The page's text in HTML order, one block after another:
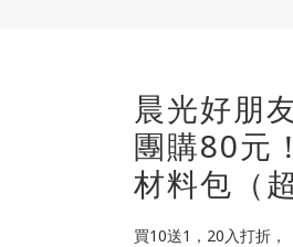
晨光好朋
團購80元
材料包（
買10送1，20入打折，